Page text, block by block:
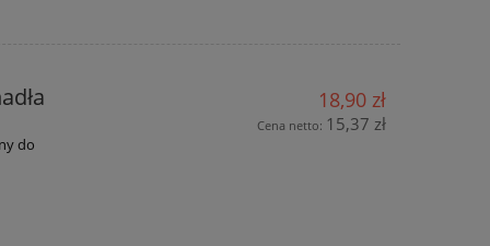
do
18,90 zł
Cena netto: 15,37 zł